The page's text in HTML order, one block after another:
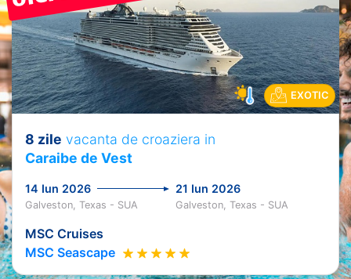
EXOTIC
8 zile vacanta de croaziera in
Caraibe de Vest
14 Iun 2026 21 Iun 2026
Galveston, Texas - SUA Galveston, Texas - SUA
MSC Cruises
MSC Seascape